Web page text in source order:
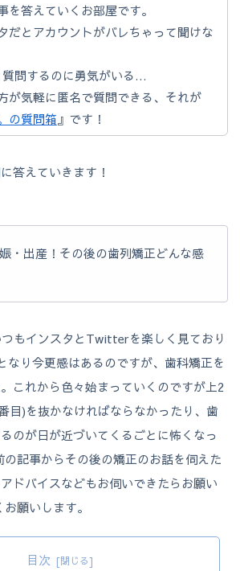
を答えていくお部屋です。
だとアカウントがバレちゃって聞けな
質問するのに勇気がいる…
が気軽に匿名で質問できる、それが
の質問箱 』です！
答えていきます！
・出産！その後の歯列矯正どんな感
目次